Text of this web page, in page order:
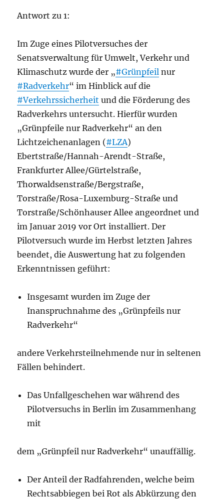
Antwort zu 1:
Im Zuge eines Pilotversuches der
Senatsverwaltung für Umwelt, Verkehr und
Klimaschutz wurde der „#Grünpfeil nur
#Radverkehr“ im Hinblick auf die
#Verkehrssicherheit und die Förderung des
Radverkehrs untersucht. Hierfür wurden
„Grünpfeile nur Radverkehr“ an den
Lichtzeichenanlagen (#LZA)
Ebertstraße/Hannah-Arendt-Straße,
Frankfurter Allee/Gürtelstraße,
Thorwaldsenstraße/Bergstraße,
Torstraße/Rosa-Luxemburg-Straße und
Torstraße/Schönhauser Allee angeordnet und
im Januar 2019 vor Ort installiert. Der
Pilotversuch wurde im Herbst letzten Jahres
beendet, die Auswertung hat zu folgenden
Erkenntnissen geführt:
Insgesamt wurden im Zuge der
Inanspruchnahme des „Grünpfeils nur
Radverkehr“
andere Verkehrsteilnehmende nur in seltenen
Fällen behindert.
Das Unfallgeschehen war während des
Pilotversuchs in Berlin im Zusammenhang
mit
dem „Grünpfeil nur Radverkehr“ unauffällig.
Der Anteil der Radfahrenden, welche beim
Rechtsabbiegen bei Rot als Abkürzung den